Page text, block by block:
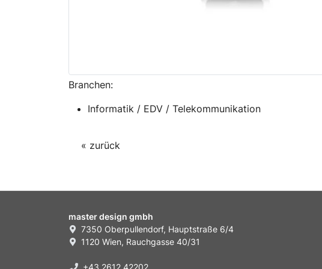
Branchen:
Informatik / EDV / Telekommunikation
« zurück
master design gmbh
7350 Oberpullendorf, Hauptstraße 6/4
1120 Wien, Rauchgasse 40/31
+43 2612 42202